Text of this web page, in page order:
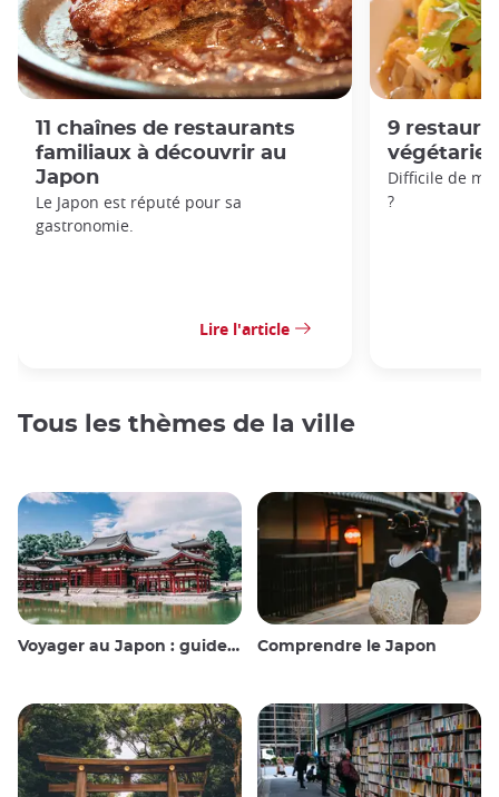
11 chaînes de restaurants
familiaux à découvrir au
Japon
Le Japon est réputé pour sa
gastronomie.
Lire l'article
9
Difficile de
?
Tous les thèmes de la ville
Voyager au Japon : guide et conseils Comprendre le Japon